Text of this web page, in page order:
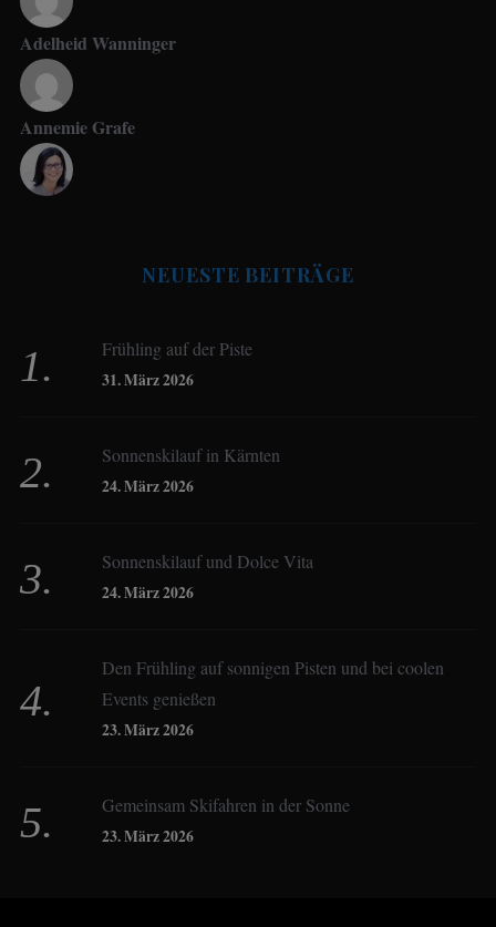
Adelheid Wanninger
Annemie Grafe
Birgit Werner
Christoph Schrahe
Derk Hoberg
Dominique Schroller
NEUESTE BEITRÄGE
Frühling auf der Piste
31. März 2026
Sonnenskilauf in Kärnten
24. März 2026
Sonnenskilauf und Dolce Vita
24. März 2026
Den Frühling auf sonnigen Pisten und bei coolen
Events genießen
23. März 2026
Gemeinsam Skifahren in der Sonne
23. März 2026